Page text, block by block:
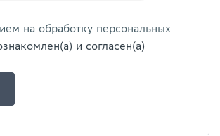
на обработку персональных
и согласен(а)